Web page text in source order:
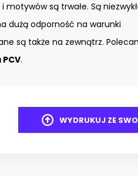
motywów są trwałe. Są
dużą odporność na warunki
są także na zewnątrz.
PCV.
WYDRUKUJ ZE